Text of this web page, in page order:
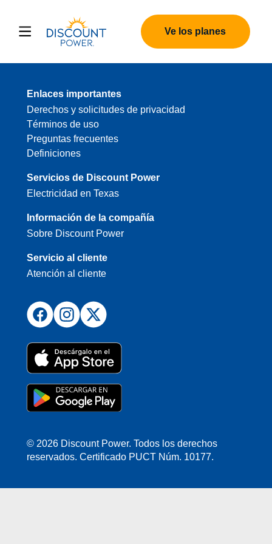
Ve los planes
Enlaces importantes
Derechos y solicitudes de privacidad
Términos de uso
Preguntas frecuentes
Definiciones
Servicios de Discount Power
Electricidad en Texas
Información de la compañía
Sobre Discount Power
Servicio al cliente
Atención al cliente
© 2026 Discount Power. Todos los derechos
reservados. Certificado PUCT Núm. 10177.